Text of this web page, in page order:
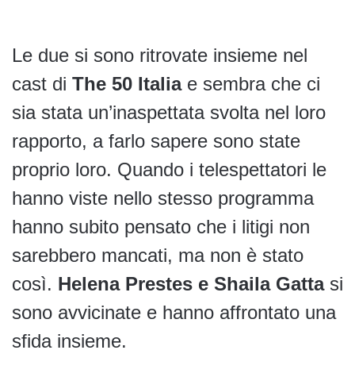
Le due si sono ritrovate insieme nel
cast di The 50 Italia e sembra che ci
sia stata un’inaspettata svolta nel loro
rapporto, a farlo sapere sono state
proprio loro. Quando i telespettatori le
hanno viste nello stesso programma
hanno subito pensato che i litigi non
sarebbero mancati, ma non è stato
così. Helena Prestes e Shaila Gatta si
sono avvicinate e hanno affrontato una
sfida insieme.